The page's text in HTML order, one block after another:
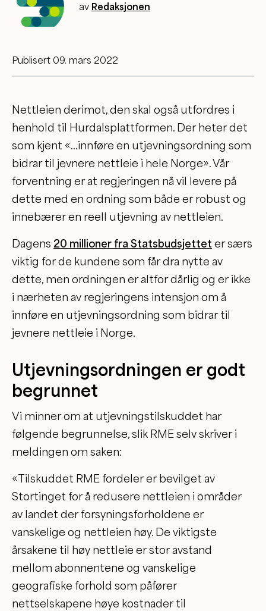
av Redaksjonen
Publisert 09. mars 2022
Nettleien derimot, den skal også utfordres i
henhold til Hurdalsplattformen. Der heter det
som kjent «…innføre en utjevningsordning som
bidrar til jevnere nettleie i hele Norge». Vår
forventning er at regjeringen nå vil levere på
dette med en ordning som både er robust og
innebærer en reell utjevning av nettleien.
Dagens 20 millioner fra Statsbudsjettet er særs
viktig for de kundene som får dra nytte av
dette, men ordningen er altfor dårlig og er ikke
i nærheten av regjeringens intensjon om å
innføre en utjevningsordning som bidrar til
jevnere nettleie i Norge.
Utjevningsordningen er godt
begrunnet
Vi minner om at utjevningstilskuddet har
følgende begrunnelse, slik RME selv skriver i
meldingen om saken:
«Tilskuddet RME fordeler er bevilget av
Stortinget for å redusere nettleien i områder
av landet der forsyningsforholdene er
vanskelige og nettleien høy. De viktigste
årsakene til høy nettleie er stor avstand
mellom abonnentene og vanskelige
geografiske forhold som påfører
nettselskapene høye kostnader til